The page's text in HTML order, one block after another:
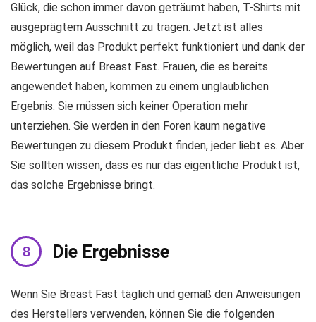
Glück, die schon immer davon geträumt haben, T-Shirts mit
ausgeprägtem Ausschnitt zu tragen. Jetzt ist alles
möglich, weil das Produkt perfekt funktioniert und dank der
Bewertungen auf Breast Fast. Frauen, die es bereits
angewendet haben, kommen zu einem unglaublichen
Ergebnis: Sie müssen sich keiner Operation mehr
unterziehen. Sie werden in den Foren kaum negative
Bewertungen zu diesem Produkt finden, jeder liebt es. Aber
Sie sollten wissen, dass es nur das eigentliche Produkt ist,
das solche Ergebnisse bringt.
Die Ergebnisse
Wenn Sie Breast Fast täglich und gemäß den Anweisungen
des Herstellers verwenden, können Sie die folgenden